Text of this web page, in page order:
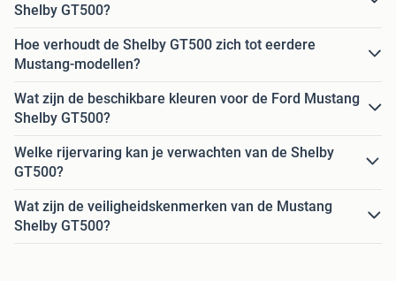
Shelby GT500?
Hoe verhoudt de Shelby GT500 zich tot eerdere
Mustang-modellen?
Wat zijn de beschikbare kleuren voor de Ford Mustang
Shelby GT500?
Welke rijervaring kan je verwachten van de Shelby
GT500?
Wat zijn de veiligheidskenmerken van de Mustang
Shelby GT500?